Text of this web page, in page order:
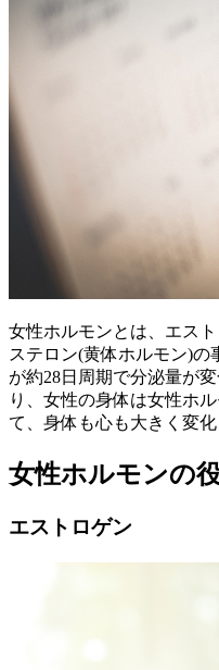
女性ホルモンとは、エス
ステロン(黄体ホルモン)
が約28日周期で分泌量が
り、女性の身体は女性ホ
て、身体も心も大きく変化
女性ホルモンの
エストロゲン